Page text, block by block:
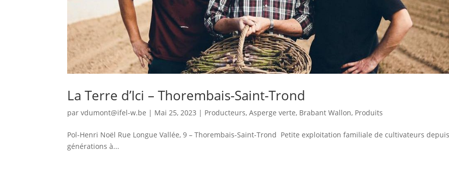
La Terre d’Ici – Thorembais-Saint-Trond
parvdumont@ifel-w.be | Mai 25, 2023 | Producteurs,Asperge verte, Brabant Wallon, Produits
Pol-Henri Noël Rue Longue Vallée, 9 – Thorembais-Saint-Trond Petite exploitation familiale de cultivateurs
générations à...